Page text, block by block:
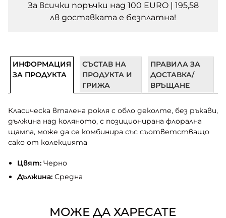
За всички поръчки над 100 EURO | 195,58
лв доставката e безплатна!
ИНФОРМАЦИЯ
ЗА ПРОДУКТА
СЪСТАВ НА
ПРОДУКТА И
ГРИЖА
ПРАВИЛА ЗА
ДОСТАВКА/
ВРЪЩАНЕ
Класическа вталена рокля с обло деколте, без ръкави,
дължина над коляното, с позиционирана флорална
щампа, може да се комбинира със съответстващо
сако от колекцията
Цвят:Черно
Дължина:Средна
МОЖЕ ДА ХАРЕСАТЕ